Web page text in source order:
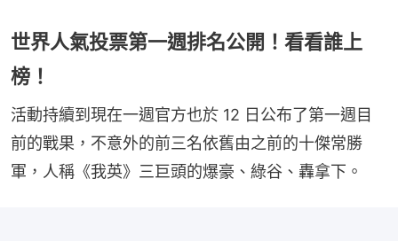
世界人氣投票第一週排名公開！看看誰上
榜！
活動持續到現在一週官方也於 12 日公布了第一週目
前的戰果，不意外的前三名依舊由之前的十傑常勝
軍，人稱《我英》三巨頭的爆豪、綠谷、轟拿下。